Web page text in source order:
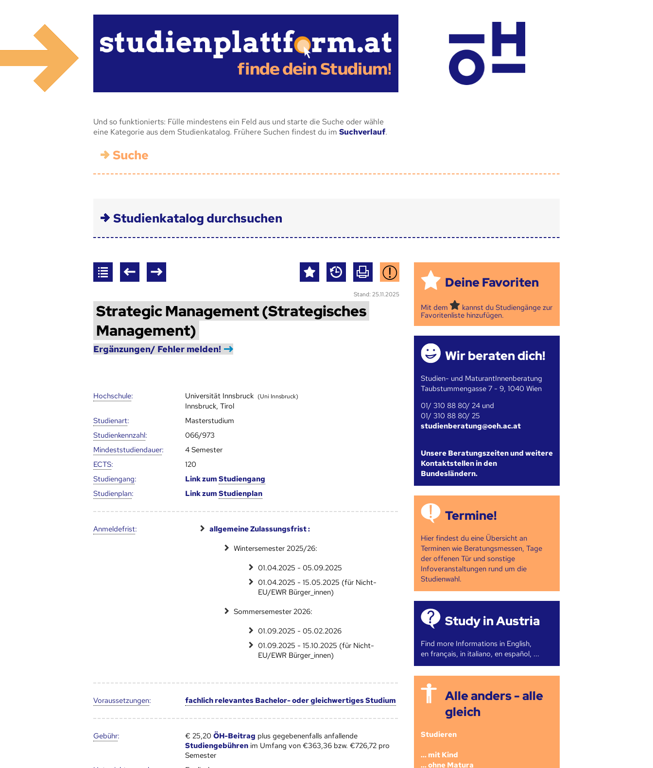
Und so funktionierts: Fülle mindestens ein Feld aus und starte die Suche oder wähle
eine Kategorie aus dem Studienkatalog. Frühere Suchen findest du im Suchverlauf.
Suche
Studienkatalog durchsuchen
Stand: 25.11.2025
Strategic Management (Strategisches
Management)
Ergänzungen/ Fehler melden!
Hoch­schule: Universität Innsbruck (Uni Innsbruck)
Innsbruck, Tirol
Studienart:
Masterstudium
Studien­kenn­zahl:
066/973
Mindest­studien­dauer:
4 Semester
ECTS:
120
Studien­gang: Link zum Studien­gang
Studien­plan: Link zum Studien­plan
Anmelde­frist: allgemeine Zulassungsfrist :
Wintersemester 2025/26:
01.04.2025 - 05.09.2025
01.04.2025 - 15.05.2025 (für Nicht-
EU/EWR Bürger_innen)
Sommersemester 2026:
01.09.2025 - 05.02.2026
01.09.2025 - 15.10.2025 (für Nicht-
EU/EWR Bürger_innen)
Voraus­setzungen: fachlich relevantes Bachelor- oder gleichwertiges Studium
Gebühr: € 25,20 ÖH-Beitrag plus gegebenenfalls anfallende
Studiengebührenim Umfang von €363,36 bzw. €726,72 pro
Semester
Deine Favoriten
Mit dem
kannst du Studiengänge zur
Favoritenliste hinzufügen.
Wir beraten dich!
Studien- und MaturantInnenberatung
Taubstummengasse 7 - 9, 1040 Wien
01/ 310 88 80/ 24 und
01/ 310 88 80/ 25
studienberatung@oeh.ac.at
Unsere Beratungszeiten und weitere
Kontaktstellen in den
Bundesländern.
Termine!
Hier findest du eine Übersicht an
Terminen wie Beratungsmessen, Tage
der offenen Tür und sonstige
Infoveranstaltungen rund um die
Studienwahl.
Study in Austria
Find more Informations in English,
en français, in italiano, en español, ...
Alle anders - alle
gleich
Studieren
... mit Kind
... ohne Matura